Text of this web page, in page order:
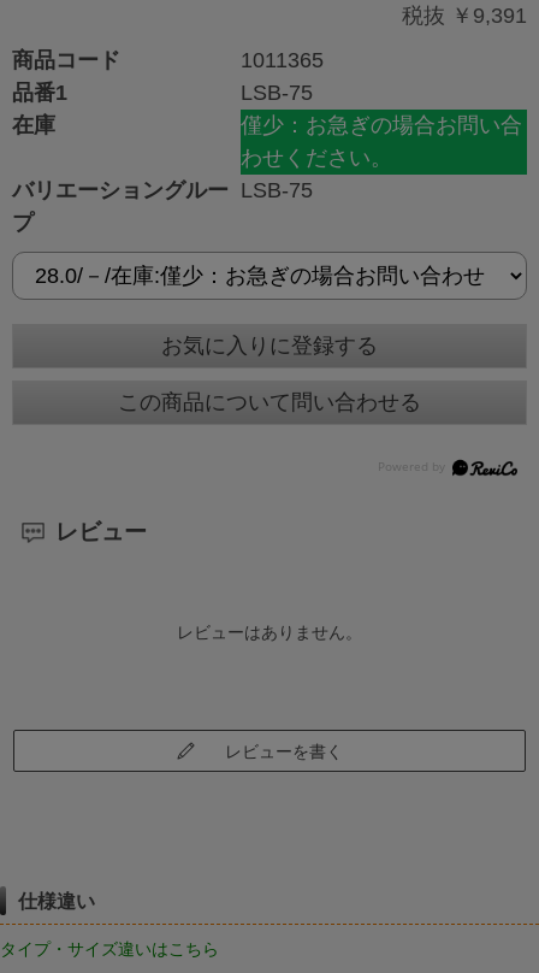
税抜 ￥9,391
商品コード
1011365
品番1
LSB-75
在庫
僅少：お急ぎの場合お問い合
わせください。
バリエーショングルー
プ
LSB-75
お気に入りに登録する
この商品について問い合わせる
レビュー
レビューはありません。
レビューを書く
仕様違い
タイプ・サイズ違いはこちら